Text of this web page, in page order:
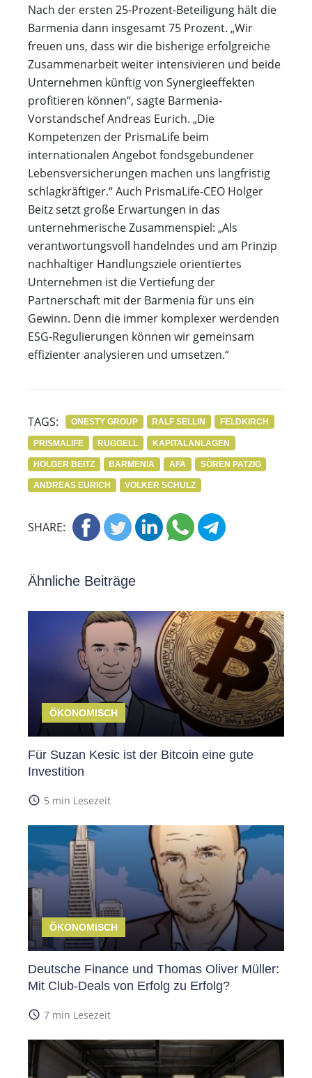
Nach der ersten 25-Prozent-Beteiligung hält die
Barmenia dann insgesamt 75 Prozent. „Wir
freuen uns, dass wir die bisherige erfolgreiche
Zusammenarbeit weiter intensivieren und beide
Unternehmen künftig von Synergieeffekten
profitieren können“, sagte Barmenia-
Vorstandschef Andreas Eurich. „Die
Kompetenzen der PrismaLife beim
internationalen Angebot fondsgebundener
Lebensversicherungen machen uns langfristig
schlagkräftiger.“ Auch PrismaLife-CEO Holger
Beitz setzt große Erwartungen in das
unternehmerische Zusammenspiel: „Als
verantwortungsvoll handelndes und am Prinzip
nachhaltiger Handlungsziele orientiertes
Unternehmen ist die Vertiefung der
Partnerschaft mit der Barmenia für uns ein
Gewinn. Denn die immer komplexer werdenden
ESG-Regulierungen können wir gemeinsam
effizienter analysieren und umsetzen.“
TAGS: ONESTY GROUP RALF SELLIN FELDKIRCH
PRISMALIFE RUGGELL KAPITALANLAGEN
HOLGER BEITZ BARMENIA AFA SÖREN PATZIG
ANDREAS EURICH VOLKER SCHULZ
SHARE:
Ähnliche Beiträge
ÖKONOMISCH
Für Suzan Kesic ist der Bitcoin eine gute
Investition
access_time 5 min Lesezeit
ÖKONOMISCH
Deutsche Finance und Thomas Oliver Müller:
Mit Club-Deals von Erfolg zu Erfolg?
access_time 7 min Lesezeit